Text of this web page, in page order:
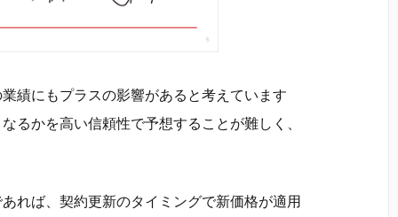
績にもプラスの影響があると考えています
るかを高い信頼性で予想することが難しく、
れば、契約更新のタイミングで新価格が適用